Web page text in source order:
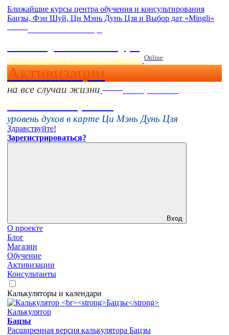
Ближайшие курсы центра обучения и консультирования
Бацзы, Фэн Шуй, Ци Мэнь Дунь Цзя и Выбор дат «Mingli»
пространство, работающее на вас Online
Активизации
на все случаи жизни
уровень духов в карте Ци Мэнь Дунь Цзя
Здравствуйте!
Зарегистрироваться?
Вход
О проекте
Блог
Магазин
Обучение
Активизации
Консультанты
Калькуляторы и календари
Калькулятор
Бацзы
Расширенная версия калькулятора Бацзы